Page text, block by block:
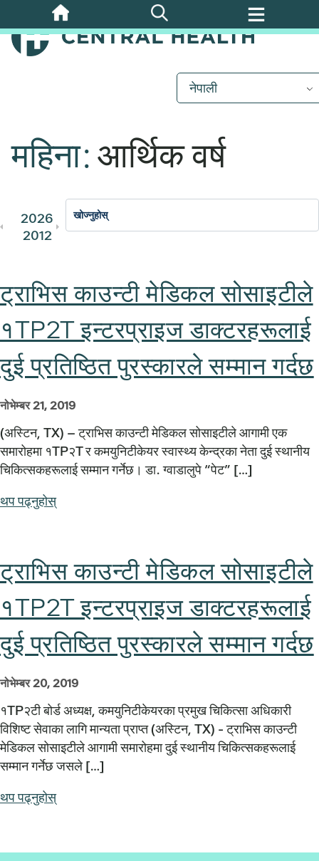
सामग्रीमा
जानुहोस्
नेपाली
महिना:आर्थिक वर्ष
2026 2025
2012
2011
ट्राभिस काउन्टी मेडिकल सोसाइटीले
१TP2T इन्टरप्राइज डाक्टरहरूलाई
दुई प्रतिष्ठित पुरस्कारले सम्मान गर्दछ
नोभेम्बर 21, 2019
(अस्टिन, TX) – ट्राभिस काउन्टी मेडिकल सोसाइटीले आगामी एक
समारोहमा १TP२T र कमयुनिटीकेयर स्वास्थ्य केन्द्रका नेता दुई स्थानीय
चिकित्सकहरूलाई सम्मान गर्नेछ। डा. ग्वाडालुपे “पेट” […]
थप पढ्नुहोस्
ट्राभिस काउन्टी मेडिकल सोसाइटीले
१TP2T इन्टरप्राइज डाक्टरहरूलाई
दुई प्रतिष्ठित पुरस्कारले सम्मान गर्दछ
नोभेम्बर 20, 2019
१TP२टी बोर्ड अध्यक्ष, कमयुनिटीकेयरका प्रमुख चिकित्सा अधिकारी
विशिष्ट सेवाका लागि मान्यता प्राप्त (अस्टिन, TX) - ट्राभिस काउन्टी
मेडिकल सोसाइटीले आगामी समारोहमा दुई स्थानीय चिकित्सकहरूलाई
सम्मान गर्नेछ जसले […]
थप पढ्नुहोस्